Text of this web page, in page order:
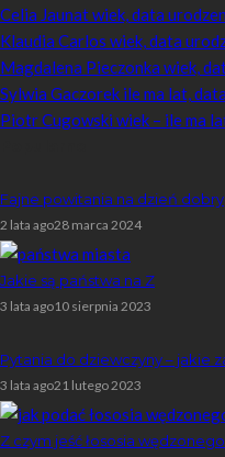
Celia Jaunat wiek, data
Klaudia Carlos wiek, data
Magdalena Pieczonka wiek,
Sylwia Gaczorek ile ma lat,
Piotr Cugowski wiek – ile ma
Fajne powitania na dzień dobry
2 lata ago28 marca 2024
Jakie są państwa na Z
3 lata ago10 sierpnia 2023
Pytania do dziewczyny – jakie
3 lata ago21 lutego 2023
Z czym jeść łososia